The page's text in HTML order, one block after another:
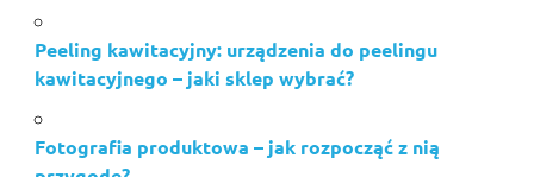
Peeling kawitacyjny: urządzenia do peelingu
kawitacyjnego – jaki sklep wybrać?
Fotografia produktowa – jak rozpocząć z nią